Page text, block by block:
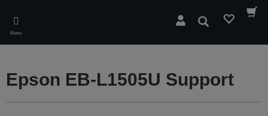
main
content
Menu
Søg
Epson EB-L1505U Support